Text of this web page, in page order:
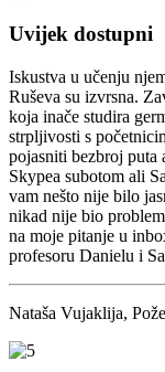
Uvijek dostupni
Iskustva u učenju
Ruševa su izvrsna.
koja inače studira
strpljivosti s
pojasniti bezbroj puta
Skypea subotom ali
vam nešto nije bilo
nikad nije bio
na moje pitanje u
profesoru Danielu i
Nataša Vujaklija,